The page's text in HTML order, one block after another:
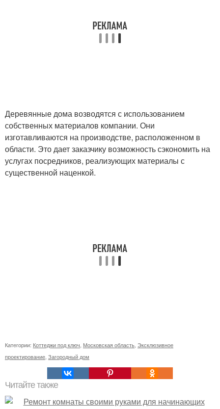
Деревянные дома возводятся с использованием
собственных материалов компании. Они
изготавливаются на производстве, расположенном в
области. Это дает заказчику возможность сэкономить на
услугах посредников, реализующих материалы с
существенной наценкой.
Категории: Коттеджи под ключ Московская область Эксклюзивное
проектирование Загородный дом
Читайте также